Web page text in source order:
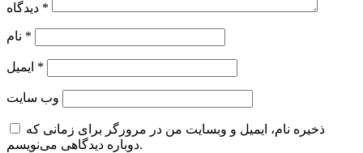
*
*
*
وب‌ سایت
ذخیره نام، ایمیل و وبسایت من در مرورگر برای زمانی که
دوباره دیدگاهی می‌نویسم.